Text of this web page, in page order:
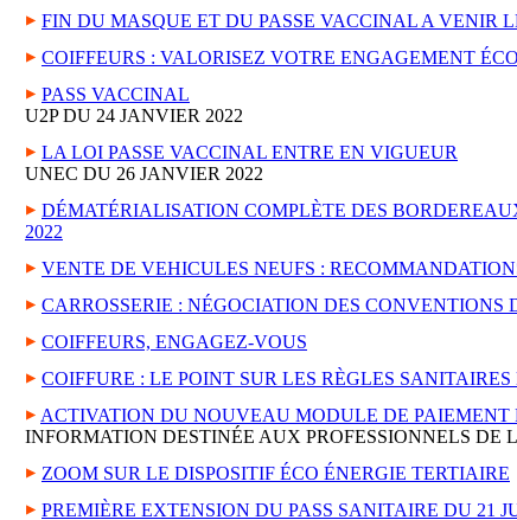
FIN DU MASQUE ET DU PASSE VACCINAL A VENIR
COIFFEURS : VALORISEZ VOTRE ENGAGEMENT
PASS VACCINAL
U2P DU 24 JANVIER 2022
LA LOI PASSE VACCINAL ENTRE EN VIGUEUR
UNEC DU 26 JANVIER 2022
DÉMATÉRIALISATION COMPLÈTE DES
2022
VENTE DE VEHICULES NEUFS :
CARROSSERIE : NÉGOCIATION DES
COIFFEURS, ENGAGEZ-VOUS
COIFFURE : LE POINT SUR LES RÈGLES
ACTIVATION DU NOUVEAU MODULE DE PAIEMENT
INFORMATION DESTINÉE AUX PROFESSIONNELS
ZOOM SUR LE DISPOSITIF ÉCO ÉNERGIE TERTIAIRE
PREMIÈRE EXTENSION DU PASS SANITAIRE DU 21